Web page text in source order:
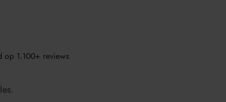
op 1.100+ reviews